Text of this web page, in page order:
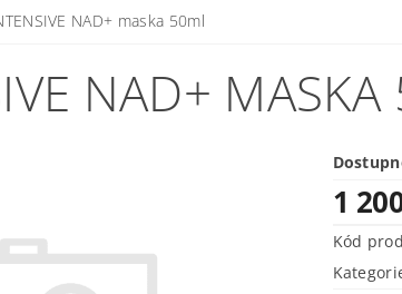
NAD+ maska 50ml
NAD+
1
Kód